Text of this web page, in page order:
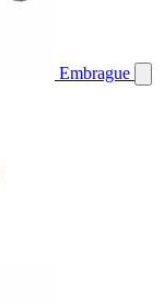
Embrague